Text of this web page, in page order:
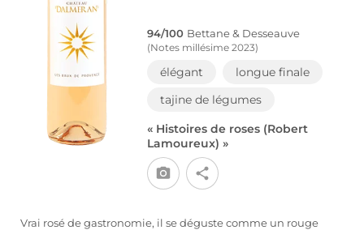
94/100 Bettane & Desseauve
(Notes millésime 2023)
élégant
longue finale
tajine de légumes
« Histoires de roses (Robert
Lamoureux) »
Vrai rosé de gastronomie, il se déguste comme un rouge